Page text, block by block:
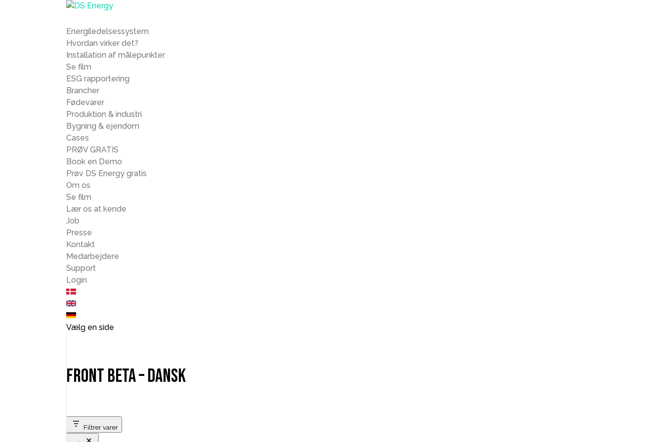
Energiledelsessystem
Hvordan virker det?
Installation af målepunkter
Se film
ESG rapportering
Brancher
Fødevarer
Produktion & industri
Bygning & ejendom
Cases
PRØV GRATIS
Book en Demo
Prøv DS Energy gratis
Om os
Se film
Lær os at kende
Job
Presse
Kontakt
Medarbejdere
Support
Login
Vælg en side
front beta – Dansk
Filtrer varer